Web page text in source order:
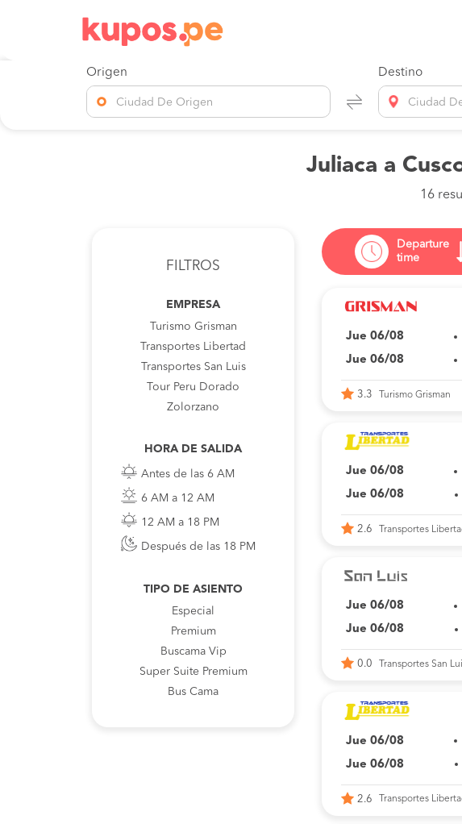
Origen
Ciudad De Origen
Destino
Ciudad
Juliaca a
16
FILTROS
EMPRESA
Turismo Grisman
Transportes Libertad
Transportes San Luis
Tour Peru Dorado
Zolorzano
HORA DE SALIDA
Antes de las 6 AM
6 AM a 12 AM
12 AM a 18 PM
Después de las 18 PM
TIPO DE ASIENTO
Especial
Premium
Buscama Vip
Super Suite Premium
Bus Cama
Departure
time
Jue 06/08
Jue 06/08
3.3 Turismo Grisman
Jue 06/08
Jue 06/08
2.6 Transportes
Jue 06/08
Jue 06/08
0.0 Transportes San
Jue 06/08
Jue 06/08
2.6 Transportes